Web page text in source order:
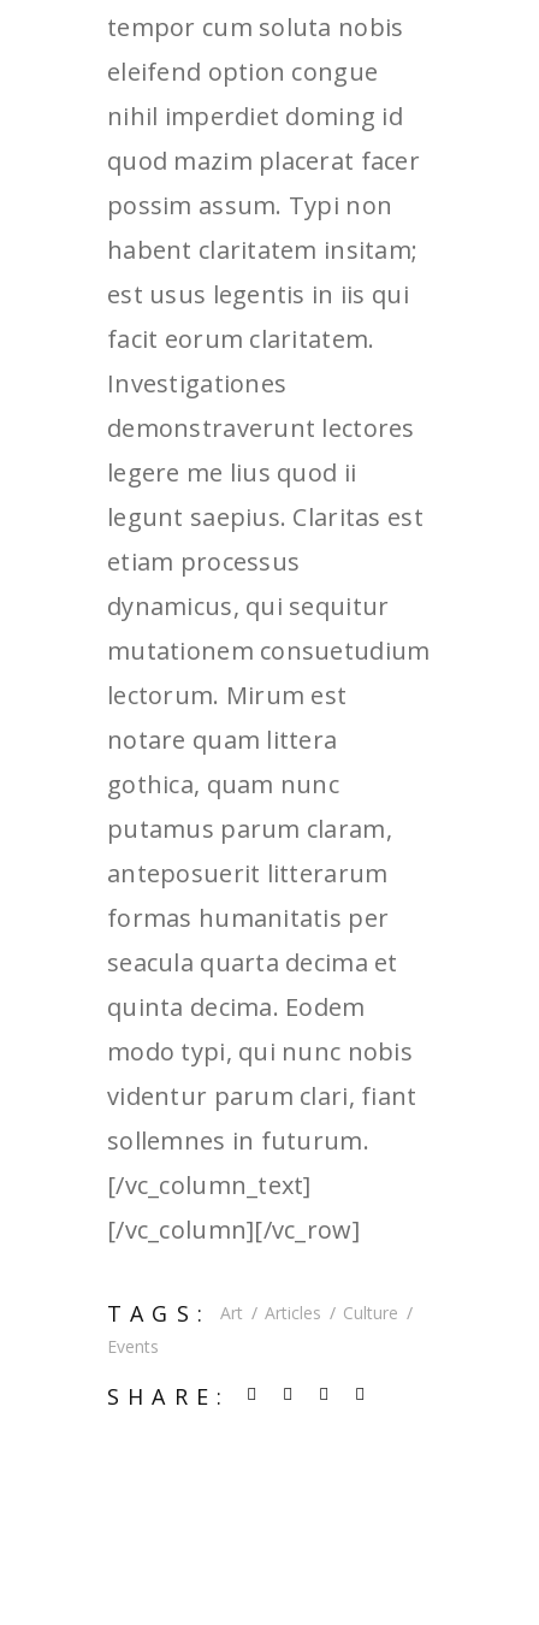
tempor cum soluta nobis
eleifend option congue
nihil imperdiet doming id
quod mazim placerat facer
possim assum. Typi non
habent claritatem insitam;
est usus legentis in iis qui
facit eorum claritatem.
Investigationes
demonstraverunt lectores
legere me lius quod ii
legunt saepius. Claritas est
etiam processus
dynamicus, qui sequitur
mutationem consuetudium
lectorum. Mirum est
notare quam littera
gothica, quam nunc
putamus parum claram,
anteposuerit litterarum
formas humanitatis per
seacula quarta decima et
quinta decima. Eodem
modo typi, qui nunc nobis
videntur parum clari, fiant
sollemnes in futurum.
[/vc_column_text]
[/vc_column][/vc_row]
TAGS: Art Articles
Culture
Events
SHARE: